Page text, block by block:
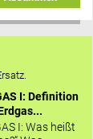
I: Definition
I: Was heißt